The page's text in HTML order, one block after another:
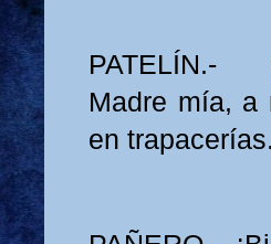
PATELÍN.-
Madre mía,
en